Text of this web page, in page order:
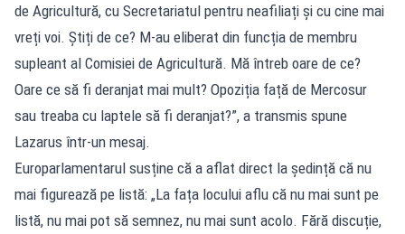
de Agricultură, cu Secretariatul pentru neafiliați și cu cine mai
vreți voi. Știți de ce? M-au eliberat din funcția de membru
supleant al Comisiei de Agricultură. Mă întreb oare de ce?
Oare ce să fi deranjat mai mult? Opoziția față de Mercosur
sau treaba cu laptele să fi deranjat?”, a transmis spune
Lazarus într-un mesaj.
Europarlamentarul susține că a aflat direct la ședință că nu
mai figurează pe listă: „La fața locului aflu că nu mai sunt pe
listă, nu mai pot să semnez, nu mai sunt acolo. Fără discuție,